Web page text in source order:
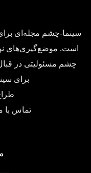
سینما-چشم مجله‌ای
است. موضع‌گیری‌های
چشم مسئولیتی در
برای
تماس با